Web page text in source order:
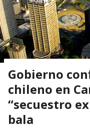
Gobierno
chileno en
“secuestro
bala